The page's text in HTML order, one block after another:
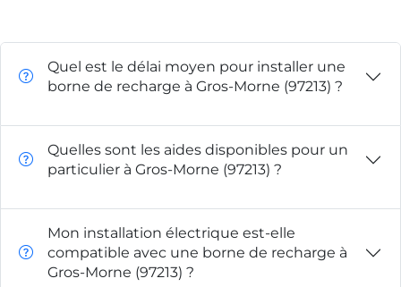
Quel est le délai moyen pour installer une
borne de recharge à Gros-Morne (97213) ?
Quelles sont les aides disponibles pour un
particulier à Gros-Morne (97213) ?
Mon installation électrique est-elle
compatible avec une borne de recharge à
Gros-Morne (97213) ?